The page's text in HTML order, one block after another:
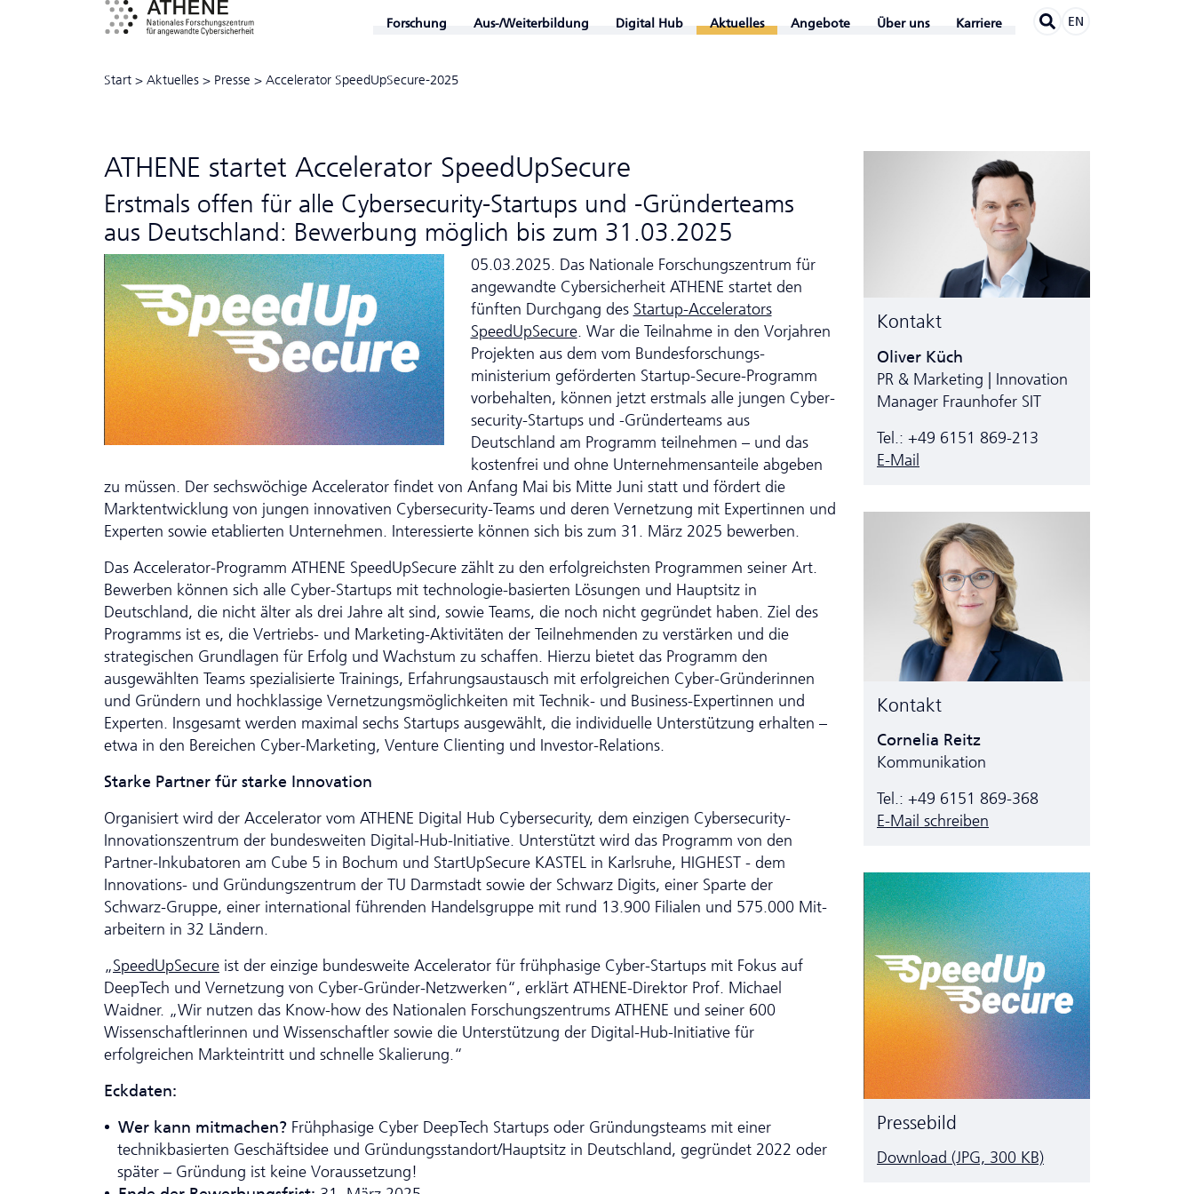
Forschung Aus-/Weiterbildung Digital Hub Aktuelles Angebote Über uns Karriere EN
Start > Aktuelles > Presse > Accelerator SpeedUpSecure-2025
ATHENE startet Accelerator SpeedUpSecure
Erstmals offen für alle Cyber­security-Startups und -Gründerteams
aus Deutschland: Bewerbung möglich bis zum 31.03.2025
05.03.2025. Das Nationale Forschungszentrum für
angewandte Cybersicherheit ATHENE startet den
fünften Durchgang des Startup-Accelerators
SpeedUpSecure. War die Teilnahme in den Vorjahren
Projekten aus dem vom Bundes­forschungs­
ministerium geförderten Startup-Secure-Programm
vorbehalten, können jetzt erstmals alle jungen Cyber­
security-Startups und -Gründerteams aus
Deutschland am Programm teilnehmen – und das
kostenfrei und ohne Unternehmensanteile abgeben
zu müssen. Der sechswöchige Accelerator findet von Anfang Mai bis Mitte Juni statt und fördert die
Marktentwicklung von jungen innovativen Cyber­security-Teams und deren Vernetzung mit Expertinnen und
Experten sowie etablierten Unternehmen. Interessierte können sich bis zum 31. März 2025 bewerben.
Das Accelerator-Programm ATHENE SpeedUpSecure zählt zu den erfolgreichsten Programmen seiner Art.
Bewerben können sich alle Cyber-Startups mit technologie-basierten Lösungen und Hauptsitz in
Deutschland, die nicht älter als drei Jahre alt sind, sowie Teams, die noch nicht gegründet haben. Ziel des
Programms ist es, die Vertriebs- und Marketing-Aktivitäten der Teil­neh­men­den zu verstärken und die
strategischen Grundlagen für Erfolg und Wachstum zu schaffen. Hierzu bietet das Programm den
ausgewählten Teams spezialisierte Trainings, Er­fahrungs­aus­tausch mit erfolgreichen Cyber-Gründerinnen
und Gründern und hochklassige Vernetzungsmöglichkeiten mit Technik- und Business-Expertinnen und
Experten. Insgesamt werden maximal sechs Startups ausgewählt, die individuelle Unter­stütz­ung erhalten –
etwa in den Bereichen Cyber-Marketing, Venture Clienting und Investor-Relations.
Starke Partner für starke Innovation
Organisiert wird der Accelerator vom ATHENE Digital Hub Cyber­security, dem einzigen Cyber­security-
Innovationszentrum der bundesweiten Digital-Hub-Initiative. Unterstützt wird das Programm von den
Partner-Inkubatoren am Cube 5 in Bochum und StartUpSecure KASTEL in Karlsruhe, HIGHEST - dem
Innovations- und Gründungszentrum der TU Darmstadt sowie der Schwarz Digits, einer Sparte der
Schwarz-Gruppe, einer inter­national führenden Handelsgruppe mit rund 13.900 Filialen und 575.000 Mit­
arbeitern in 32 Ländern.
„SpeedUpSecure ist der einzige bundesweite Accelerator für frühphasige Cyber-Startups mit Fokus auf
DeepTech und Vernetzung von Cyber-Gründer-Netzwerken“, erklärt ATHENE-Direktor Prof. Michael
Waidner. „Wir nutzen das Know-how des Nationalen Forschungszentrums ATHENE und seiner 600
Wissenschaftlerinnen und Wissenschaftler sowie die Unter­stütz­ung der Digital-Hub-Initiative für
erfolgreichen Markteintritt und schnelle Skalierung.“
Eckdaten:
Wer kann mitmachen? Frühphasige Cyber DeepTech Startups oder Gründungsteams mit einer
technikbasierten Geschäftsidee und Gründungsstandort/Hauptsitz in Deutschland, gegründet 2022 oder
später – Gründung ist keine Voraussetzung!
Kontakt
Oliver Küch
PR & Marketing | Innovation
Manager Fraunhofer SIT
Tel.: +49 6151 869-213
E-Mail
Kontakt
Cornelia Reitz
Kommunikation
Tel.: +49 6151 869-368
E-Mail schreiben
Pressebild
Download (JPG, 300 KB)